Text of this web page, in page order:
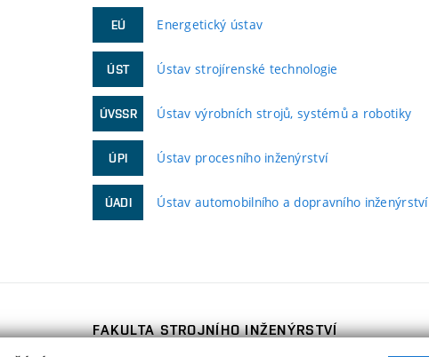
EÚ Energetický ústav
ÚST Ústav strojírenské technologie
ÚVSSR Ústav výrobních strojů, systémů a robotiky
ÚPI Ústav procesního inženýrství
ÚADI Ústav automobilního a dopravního inženýrství
FAKULTA STROJNÍHO INŽENÝRSTVÍ